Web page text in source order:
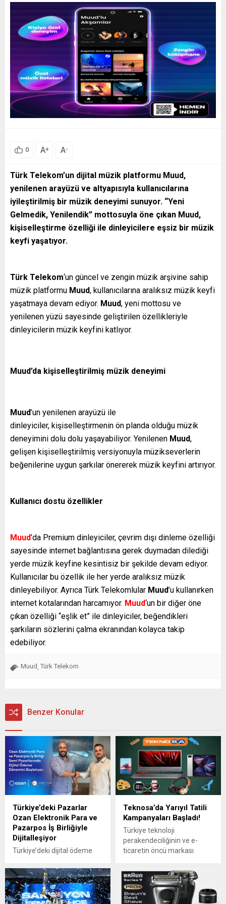
0 A+ A-
Türk Telekom’un dijital müzik platformu Muud,
yenilenen arayüzü ve altyapısıyla kullanıcılarına
iyileştirilmiş bir müzik deneyimi sunuyor. “Yeni
Gelmedik, Yenilendik” mottosuyla öne çıkan Muud,
kişiselleştirme özelliği ile dinleyicilere eşsiz bir müzik
keyfi yaşatıyor.
Türk Telekom‘un güncel ve zengin müzik arşivine sahip
müzik platformu Muud, kullanıcılarına aralıksız müzik keyfi
yaşatmaya devam ediyor. Muud, yeni mottosu ve
yenilenen yüzü sayesinde geliştirilen özellikleriyle
dinleyicilerin müzik keyfini katlıyor.
Muud’da kişiselleştirilmiş müzik deneyimi
Muud’un yenilenen arayüzü ile
dinleyiciler, kişiselleştirmenin ön planda olduğu müzik
deneyimini dolu dolu yaşayabiliyor. Yenilenen Muud,
gelişen kişiselleştirilmiş versiyonuyla müzikseverlerin
beğenilerine uygun şarkılar önererek müzik keyfini artırıyor.
Kullanıcı dostu özellikler
Muud’da Premium dinleyiciler, çevrim dışı dinleme özelliği
sayesinde internet bağlantısına gerek duymadan dilediği
yerde müzik keyfine kesintisiz bir şekilde devam ediyor.
Kullanıcılar bu özellik ile her yerde aralıksız müzik
dinleyebiliyor. Ayrıca Türk Telekomlular Muud’u kullanırken
internet kotalarından harcamıyor. Muud‘un bir diğer öne
çıkan özelliği “eşlik et” ile dinleyiciler, beğendikleri
şarkıların sözlerini çalma ekranından kolayca takip
edebiliyor.
Muud Türk Telekom
Benzer Konular
Türkiye’deki Pazarlar
Ozan Elektronik Para ve
Pazarpos İş Birliğiyle
Dijitalleşiyor
Türkiye’deki dijital ödeme
semt pazarları oldu. Ozan
Elektronik Para, Pazarpos iş
birliği ile pazar esnafının
ihtiyaçlarına özel olarak
Teknosa’da Yarıyıl Tatili
Kampanyaları Başladı!
Türkiye teknoloji
perakendeciliğinin ve e-
ticaretin öncü markası
kulaklıktan notebook’a,
çocuk saatinden elektrikli
bisiklete binlerce üründe
yarıyıl tatili için fırsatları